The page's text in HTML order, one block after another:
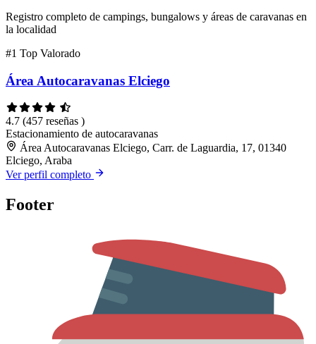
Registro completo de campings, bungalows y áreas de caravanas en
la localidad
#1 Top Valorado
Área Autocaravanas Elciego
4.7 (457 reseñas )
Estacionamiento de autocaravanas
Área Autocaravanas Elciego, Carr. de Laguardia, 17, 01340
Elciego, Araba
Ver perfil completo
Footer